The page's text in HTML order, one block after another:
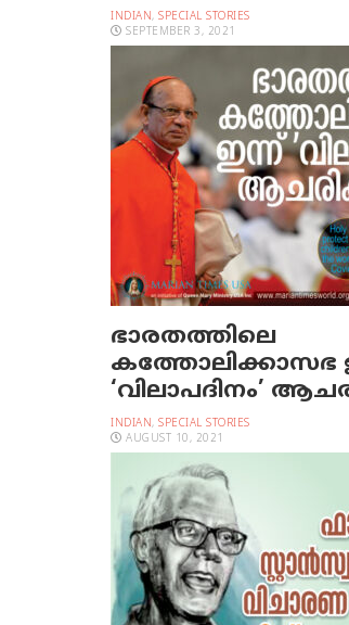
INDIAN, SPECIAL STORIES
SEPTEMBER 3, 2021
ഭാരതത്തിലെ
കത്തോലിക്കാസഭ
‘വിലാപദിനം’
INDIAN, SPECIAL STORIES
AUGUST 10, 2021